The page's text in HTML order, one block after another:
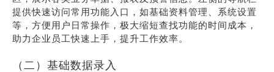
提供快速访问常用功能入口，如基础资料管理、系统设置
等，方便用户日常操作，极大缩短查找功能的时间成本，
助力企业员工快速上手，提升工作效率。
（二）基础数据录入